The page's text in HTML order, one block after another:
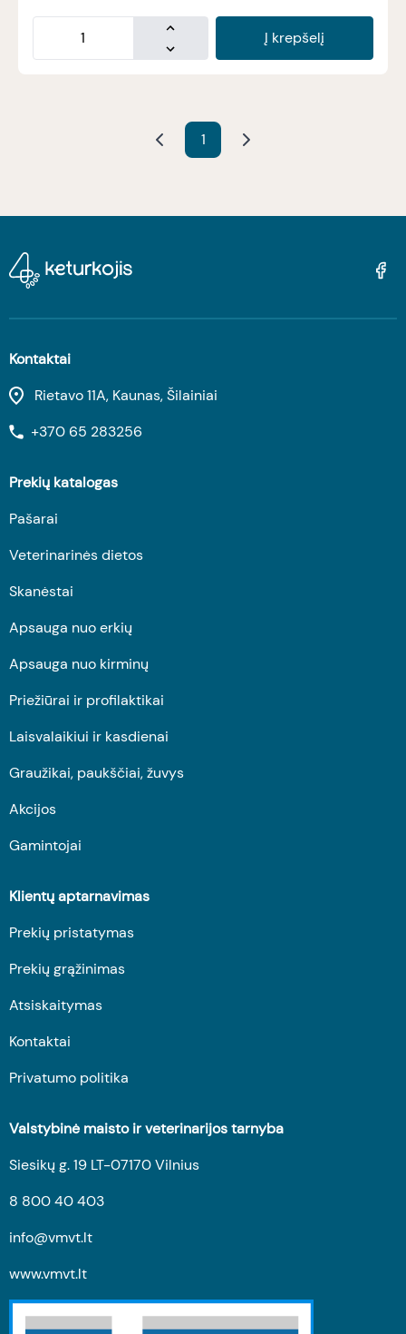
Į krepšelį
1
Kontaktai
Rietavo 11A, Kaunas, Šilainiai
+370 65 283256
Prekių katalogas
Pašarai
Veterinarinės dietos
Skanėstai
Apsauga nuo erkių
Apsauga nuo kirminų
Priežiūrai ir profilaktikai
Laisvalaikiui ir kasdienai
Graužikai, paukščiai, žuvys
Akcijos
Gamintojai
Klientų aptarnavimas
Prekių pristatymas
Prekių grąžinimas
Atsiskaitymas
Kontaktai
Privatumo politika
Valstybinė maisto ir veterinarijos tarnyba
Siesikų g. 19 LT-07170 Vilnius
8 800 40 403
info@vmvt.lt
www.vmvt.lt